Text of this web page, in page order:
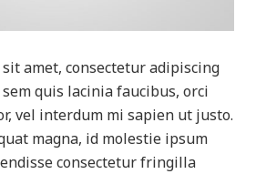
amet, consectetur adipiscing
quis lacinia faucibus, orci
vel interdum mi sapien ut justo.
magna, id molestie ipsum
consectetur fringilla